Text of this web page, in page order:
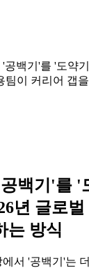
공백기'를 '도약
팀이 커리어 갭
백기'를 '
년 글로벌
는 방식
서 '공백기'는